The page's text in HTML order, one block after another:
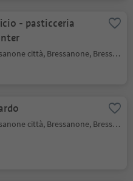
- pasticceria
Bressanone città, Bressanone, Bressanone e dintorni
Bressanone città, Bressanone, Bressanone e dintorni